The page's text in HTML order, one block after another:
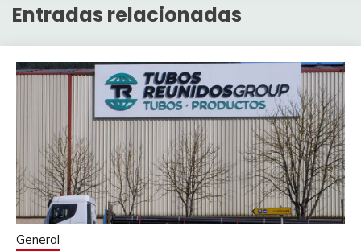
Entradas relacionadas
General